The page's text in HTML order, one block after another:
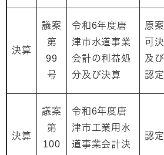
決算
議案
第
99
号
令和6年度唐
津市水道事業
会計の利益処
分及び決算
原案
可決
及び
認定
決算
議案
第
100
令和6年度唐
津市工業用水
道事業会計決
認定